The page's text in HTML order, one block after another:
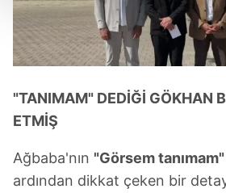
Her halükârda, kullanıcılar, bu
takdirde, kullanıcılara hedefli
gösterilmeyecektir."
Sizlere daha iyi bir hizmet
Sitemizde kendimize ve üçüncü
verileriniz işlenmekte olup gerekli
toplumu hizmetlerinin sunulması
"TANIMAM" DEDİĞİ GÖKHAN
ETMİŞ
Ağbaba'nın "Görsem tanımam"
ardından dikkat çeken bir